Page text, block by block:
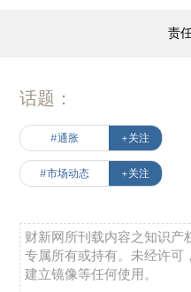
责
话题：
#通胀 +关注
#市场动态 +关注
财新网所刊载内容之知识产
专属所有或持有。未经许可
建立镜像等任何使用。